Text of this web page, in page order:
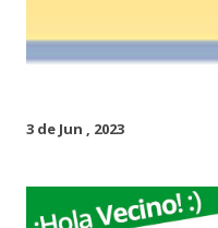
3 de Jun , 2023